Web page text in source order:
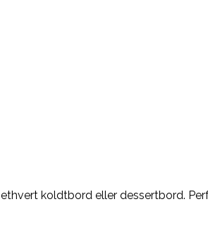
koldtbord eller dessertbord.